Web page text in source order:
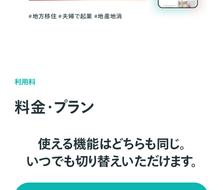
#地方移住 #夫婦で起業 #地産地消
利用料
料金・プラン
使える機能はどちらも同じ。
いつでも切り替えいただけます。